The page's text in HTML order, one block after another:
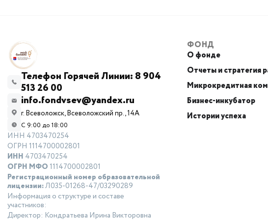
Телефон Горячей Линии: 8 904
513 26 00
info.fondvsev@yandex.ru
г. Всеволожск, Всеволожский пр., 14А
С 9:00 до 18:00
ИНН 4703470254
ОГРН 1114700002801
ИНН 4703470254
ОГРН МФО 1114700002801
Регистрационный номер образовательной
лицензии:Л035-01268-47/03290289
Информация о структуре и составе
участников:
Директор: Кондратьева Ирина Викторовна
ФОНД
О фонде
Отчеты и стратегия
Микрокредитная
Бизнес-инкубатор
Истории успеха